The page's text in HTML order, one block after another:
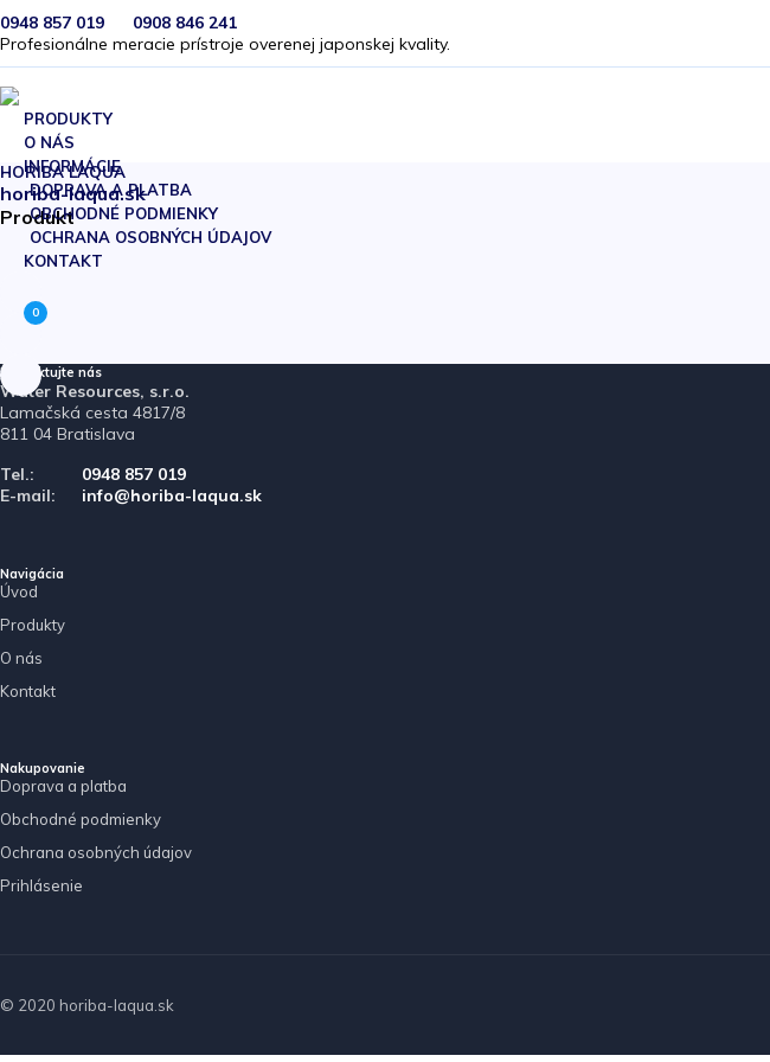
0948 857 019
0908 846 241
Profesionálne meracie prístroje overenej japonskej kvality.
PRODUKTY
O NÁS
INFORMÁCIE
DOPRAVA A PLATBA
OBCHODNÉ PODMIENKY
OCHRANA OSOBNÝCH ÚDAJOV
KONTAKT
0
HORIBA LAQUA
horiba-laqua.sk
Produkt
Kontaktujte nás
Water Resources, s.r.o.
Lamačská cesta 4817/8
811 04 Bratislava
Tel.:
0948 857 019
E-mail:
info@horiba-laqua.sk
Navigácia
Úvod
Produkty
O nás
Kontakt
Nakupovanie
Doprava a platba
Obchodné podmienky
Ochrana osobných údajov
Prihlásenie
© 2020 horiba-laqua.sk